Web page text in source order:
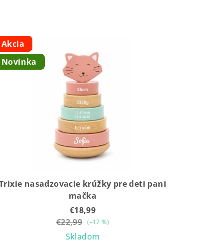
Akcia
Novinka
nasadzovacie krúžky pre deti pani
mačka
€18,99
€22,99 (–17 %)
Skladom